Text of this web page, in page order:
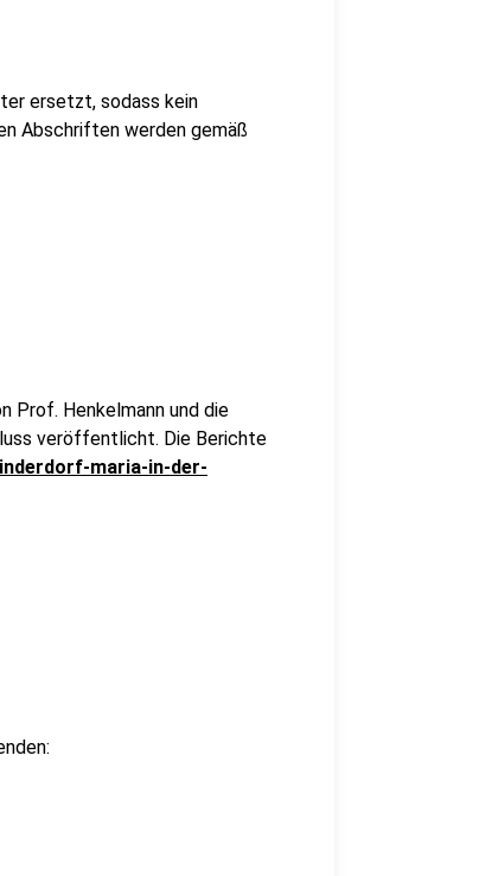
ersetzt, sodass kein
Abschriften werden gemäß
Prof. Henkelmann und die
veröffentlicht. Die Berichte
maria-in-der-